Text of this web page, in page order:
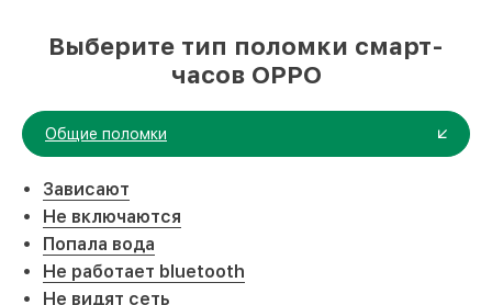
Выберите тип поломки смарт-
часов OPPO
Общие поломки
Зависают
Не включаются
Попала вода
Не работает bluetooth
Не видят сеть